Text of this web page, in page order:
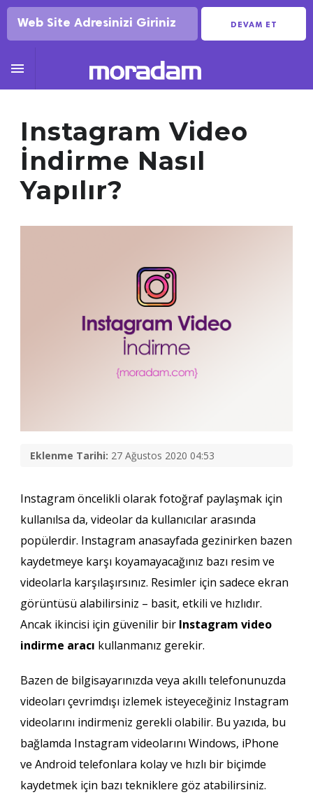
DEVAM ET

Instagram Video
İndirme Nasıl
Yapılır?
Eklenme Tarihi: 27 Ağustos 2020 04:53
Instagram öncelikli olarak fotoğraf paylaşmak için
kullanılsa da, videolar da kullanıcılar arasında
popülerdir. Instagram anasayfada gezinirken bazen
kaydetmeye karşı koyamayacağınız bazı resim ve
videolarla karşılaşırsınız. Resimler için sadece ekran
görüntüsü alabilirsiniz – basit, etkili ve hızlıdır.
Ancak ikincisi için güvenilir bir Instagram video
indirme aracı kullanmanız gerekir.
Bazen de bilgisayarınızda veya akıllı telefonunuzda
videoları çevrimdışı izlemek isteyeceğiniz Instagram
videolarını indirmeniz gerekli olabilir. Bu yazıda, bu
bağlamda Instagram videolarını Windows, iPhone
ve Android telefonlara kolay ve hızlı bir biçimde
kaydetmek için bazı tekniklere göz atabilirsiniz.